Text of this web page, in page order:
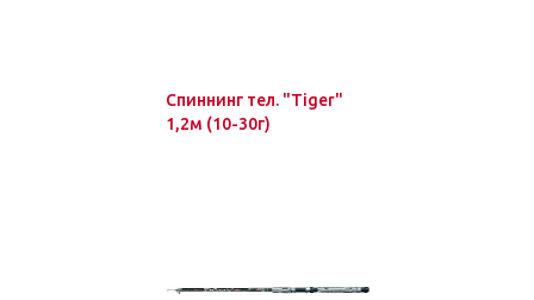
Спиннинг тел. "Tiger"
1,2м (10-30г)